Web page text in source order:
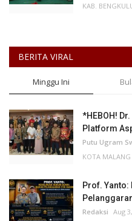
KAB.
BERITA VIRAL
Minggu Ini
*HEBOH!
Platform
Putu Ugram
KOTA MALANG
Prof. Yanto:
Redaksi Aug